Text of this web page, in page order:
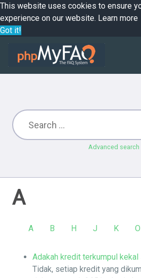
This website uses cookies to ensure
experience on our website. Learn more
Got it!
Advanced search
A
A B H J K O
Adakah kredit terkumpul kekal
Tidak, setiap kredit yang